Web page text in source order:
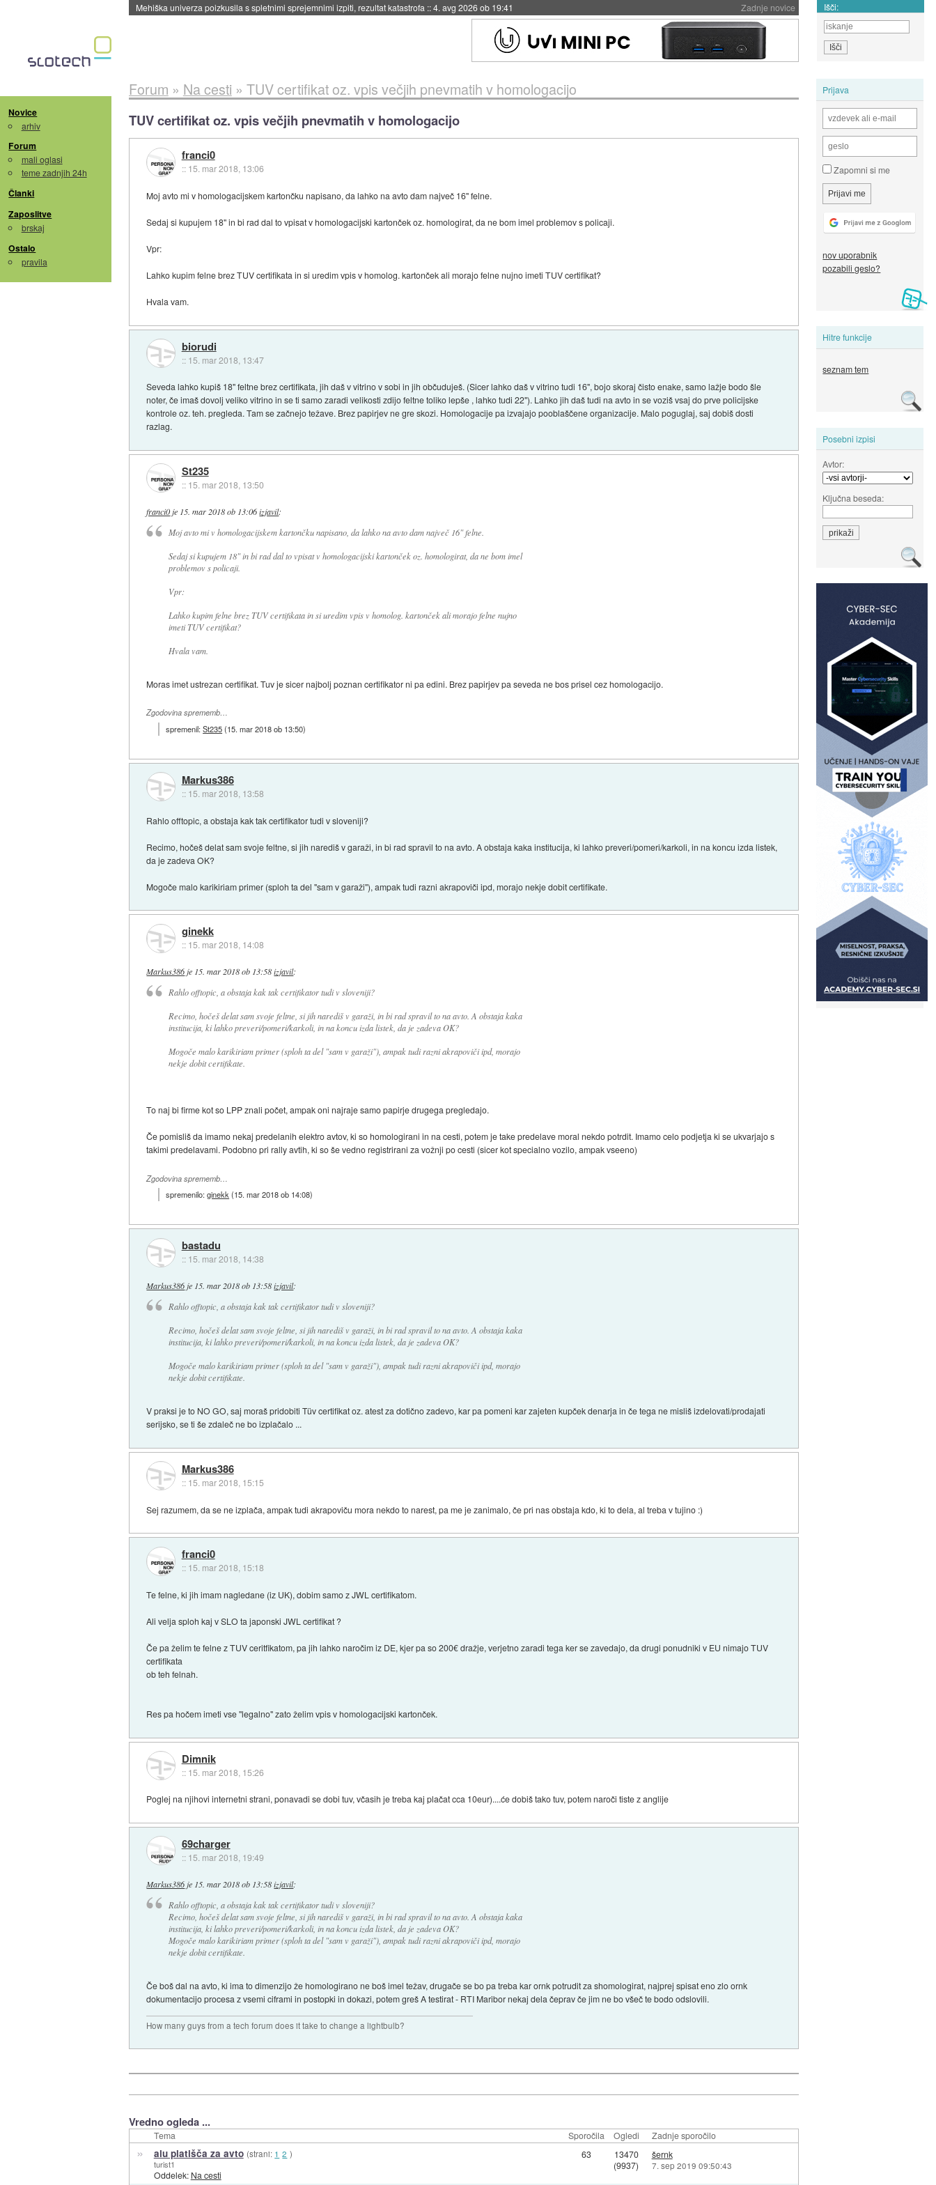
Zadnje novice
Mehiška univerza poizkusila s spletnimi sprejemnimi izpiti, rezultat katastrofa ::4. avg 2026 ob 19:41 Išči:
Novice
arhiv
Forum
mali oglasi
teme zadnjih 24h
Članki
Zaposlitve
brskaj
Ostalo
pravila
Prijava
Zapomni si me
nov uporabnik
pozabili geslo?
Hitre funkcije
seznam tem
Posebni izpisi
Avtor:
Ključna beseda:
Forum » Na cesti » TUV certifikat oz. vpis večjih pnevmatih v homologacijo
TUV certifikat oz. vpis večjih pnevmatih v homologacijo
franci0
:: 15. mar 2018, 13:06
Moj avto mi v homologacijskem kartončku napisano, da lahko na avto dam največ 16" felne.
Sedaj si kupujem 18" in bi rad dal to vpisat v homologacijski kartonček oz. homologirat, da ne bom imel problemov s policaji.
Vpr:
Lahko kupim felne brez TUV certifikata in si uredim vpis v homolog. kartonček ali morajo felne nujno imeti TUV certifikat?
Hvala vam.
biorudi
:: 15. mar 2018, 13:47
Seveda lahko kupiš 18" feltne brez certifikata, jih daš v vitrino v sobi in jih občuduješ. (Sicer lahko daš v vitrino tudi 16", bojo skoraj čisto enake, samo lažje bodo šle
noter, če imaš dovolj veliko vitrino in se ti samo zaradi velikosti zdijo feltne toliko lepše , lahko tudi 22"). Lahko jih daš tudi na avto in se voziš vsaj do prve policijske
kontrole oz. teh. pregleda. Tam se začnejo težave. Brez papirjev ne gre skozi. Homologacije pa izvajajo pooblaščene organizacije. Malo poguglaj, saj dobiš dosti
razlag.
St235
:: 15. mar 2018, 13:50
franci0 je 15. mar 2018 ob 13:06 izjavil:
Moj avto mi v homologacijskem kartončku napisano, da lahko na avto dam največ 16" felne.
Sedaj si kupujem 18" in bi rad dal to vpisat v homologacijski kartonček oz. homologirat, da ne bom imel
problemov s policaji.
Vpr:
Lahko kupim felne brez TUV certifikata in si uredim vpis v homolog. kartonček ali morajo felne nujno
imeti TUV certifikat?
Hvala vam.
Moras imet ustrezan certifikat. Tuv je sicer najbolj poznan certifikator ni pa edini. Brez papirjev pa seveda ne bos prisel cez homologacijo.
Zgodovina sprememb…
spremenil:St235(15. mar 2018 ob 13:50)
Markus386
:: 15. mar 2018, 13:58
Rahlo offtopic, a obstaja kak tak certifikator tudi v sloveniji?
Recimo, hočeš delat sam svoje feltne, si jih narediš v garaži, in bi rad spravil to na avto. A obstaja kaka institucija, ki lahko preveri/pomeri/karkoli, in na koncu izda listek,
da je zadeva OK?
Mogoče malo karikiriam primer (sploh ta del "sam v garaži"), ampak tudi razni akrapoviči ipd, morajo nekje dobit certifikate.
ginekk
:: 15. mar 2018, 14:08
Markus386 je 15. mar 2018 ob 13:58 izjavil:
Rahlo offtopic, a obstaja kak tak certifikator tudi v sloveniji?
Recimo, hočeš delat sam svoje feltne, si jih narediš v garaži, in bi rad spravil to na avto. A obstaja kaka
institucija, ki lahko preveri/pomeri/karkoli, in na koncu izda listek, da je zadeva OK?
Mogoče malo karikiriam primer (sploh ta del "sam v garaži"), ampak tudi razni akrapoviči ipd, morajo
nekje dobit certifikate.
To naj bi firme kot so LPP znali počet, ampak oni najraje samo papirje drugega pregledajo.
Če pomisliš da imamo nekaj predelanih elektro avtov, ki so homologirani in na cesti, potem je take predelave moral nekdo potrdit. Imamo celo podjetja ki se ukvarjajo s
takimi predelavami. Podobno pri rally avtih, ki so še vedno registrirani za vožnji po cesti (sicer kot specialno vozilo, ampak vseeno)
Zgodovina sprememb…
spremenilo:ginekk (15. mar 2018 ob 14:08)
bastadu
:: 15. mar 2018, 14:38
Markus386 je 15. mar 2018 ob 13:58 izjavil:
Rahlo offtopic, a obstaja kak tak certifikator tudi v sloveniji?
Recimo, hočeš delat sam svoje feltne, si jih narediš v garaži, in bi rad spravil to na avto. A obstaja kaka
institucija, ki lahko preveri/pomeri/karkoli, in na koncu izda listek, da je zadeva OK?
Mogoče malo karikiriam primer (sploh ta del "sam v garaži"), ampak tudi razni akrapoviči ipd, morajo
nekje dobit certifikate.
V praksi je to NO GO, saj moraš pridobiti Tüv certifikat oz. atest za dotično zadevo, kar pa pomeni kar zajeten kupček denarja in če tega ne misliš izdelovati/prodajati
serijsko, se ti še zdaleč ne bo izplačalo ...
Markus386
:: 15. mar 2018, 15:15
Sej razumem, da se ne izplača, ampak tudi akrapoviču mora nekdo to narest, pa me je zanimalo, če pri nas obstaja kdo, ki to dela, al treba v tujino :)
franci0
:: 15. mar 2018, 15:18
Te felne, ki jih imam nagledane (iz UK), dobim samo z JWL certifikatom.
Ali velja sploh kaj v SLO ta japonski JWL certifikat ?
Če pa želim te felne z TUV ceritfikatom, pa jih lahko naročim iz DE, kjer pa so 200€ dražje, verjetno zaradi tega ker se zavedajo, da drugi ponudniki v EU nimajo TUV
certifikata
ob teh felnah.
Res pa hočem imeti vse "legalno" zato želim vpis v homologacijski kartonček.
Dimnik
:: 15. mar 2018, 15:26
Poglej na njihovi internetni strani, ponavadi se dobi tuv, včasih je treba kaj plačat cca 10eur)....će dobiš tako tuv, potem naroči tiste z anglije
69charger
:: 15. mar 2018, 19:49
Markus386 je 15. mar 2018 ob 13:58 izjavil:
Rahlo offtopic, a obstaja kak tak certifikator tudi v sloveniji?
Recimo, hočeš delat sam svoje feltne, si jih narediš v garaži, in bi rad spravil to na avto. A obstaja kaka
institucija, ki lahko preveri/pomeri/karkoli, in na koncu izda listek, da je zadeva OK?
Mogoče malo karikiriam primer (sploh ta del "sam v garaži"), ampak tudi razni akrapoviči ipd, morajo
nekje dobit certifikate.
Če boš dal na avto, ki ima to dimenzijo že homologirano ne boš imel težav, drugače se bo pa treba kar ornk potrudit za shomologirat, najprej spisat eno zlo ornk
dokumentacijo procesa z vsemi ciframi in postopki in dokazi, potem greš A testirat - RTI Maribor nekaj dela čeprav če jim ne bo všeč te bodo odslovili.
How many guys from a tech forum does it take to change a lightbulb?
Vredno ogleda ...
Tema Sporočila Ogledi Zadnje sporočilo
» alu platišča za avto (strani: 1 2 )
turist1
Oddelek: Na cesti
63
13470
(9937)
šernk
7. sep 2019 09:50:43